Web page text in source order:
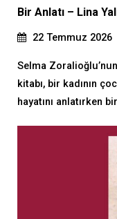
Bir Anlatı – Lina
22 Temmuz 2026
Selma
kitabı, bir kadının
hayatını anlatırken